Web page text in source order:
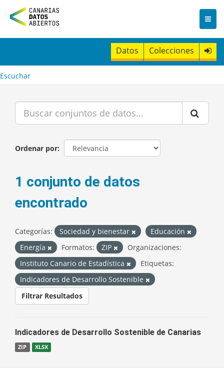
n
t
Datos Colecciones
Escuchar
Ordenar por
1 conjunto de datos
encontrado
Categorías: Sociedad y bienestar
Educación
Energía
Formatos: ZIP
Organizaciones:
Instituto Canario de Estadística
Etiquetas:
Indicadores de Desarrollo Sostenible
Filtrar Resultados
Indicadores de Desarrollo Sostenible de Canarias
ZIP XLSX